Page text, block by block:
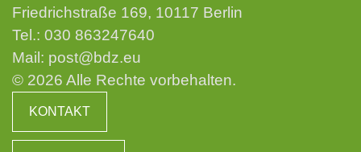
Friedrichstraße 169, 10117 Berlin
Tel.: 030 863247640
Mail: post@bdz.eu
© 2026 Alle Rechte vorbehalten.
KONTAKT